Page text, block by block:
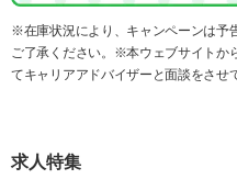
※在庫状況により、キャンペーンは予
ご了承ください。※本ウェブサイトか
てキャリアアドバイザーと面談をさせ
求人特集